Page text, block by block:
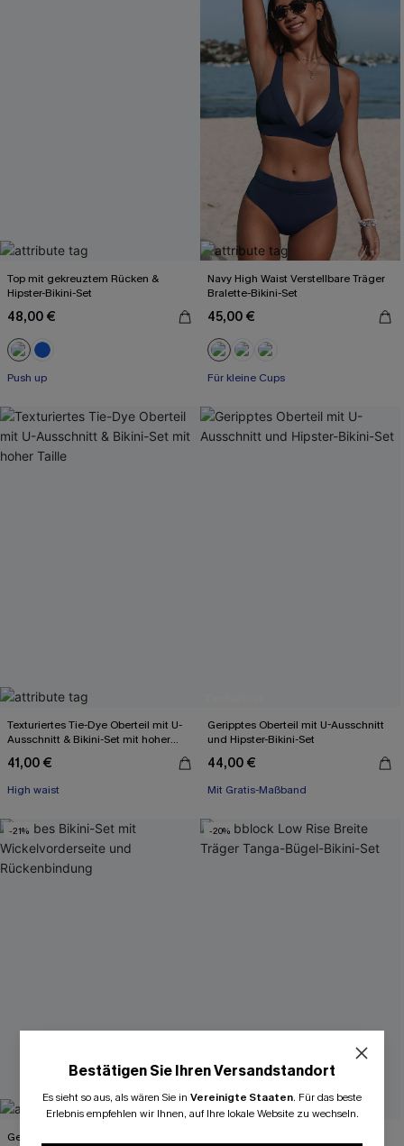
Top mit gekreuztem Rücken &
Hipster-Bikini-Set
48,00 €
Push up
Navy High Waist Verstellbare Träger
Bralette-Bikini-Set
45,00 €
Für kleine Cups
Texturiertes Tie-Dye Oberteil mit U-
Ausschnitt & Bikini-Set mit hoher
41,00 €
High waist
Geripptes Oberteil mit U-Ausschnitt
und Hipster-Bikini-Set
44,00 €
Mit Gratis-Maßband
Mit Gratis-Maßband
-21%
Gelbes Bikini-Set mit
-20%
Bestätigen Sie Ihren Versandstandort
Es sieht so aus, als wären Sie in Vereinigte Staaten. Für das beste
Erlebnis empfehlen wir Ihnen, auf Ihre lokale Website zu wechseln.